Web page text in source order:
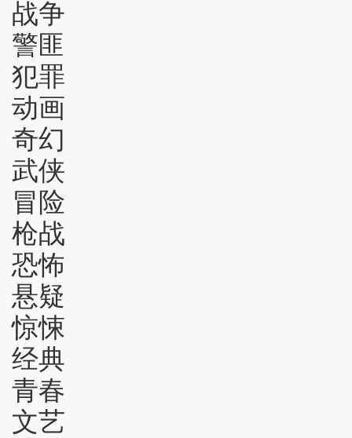
战争
警匪
犯罪
动画
奇幻
武侠
冒险
枪战
恐怖
悬疑
惊悚
经典
青春
文艺